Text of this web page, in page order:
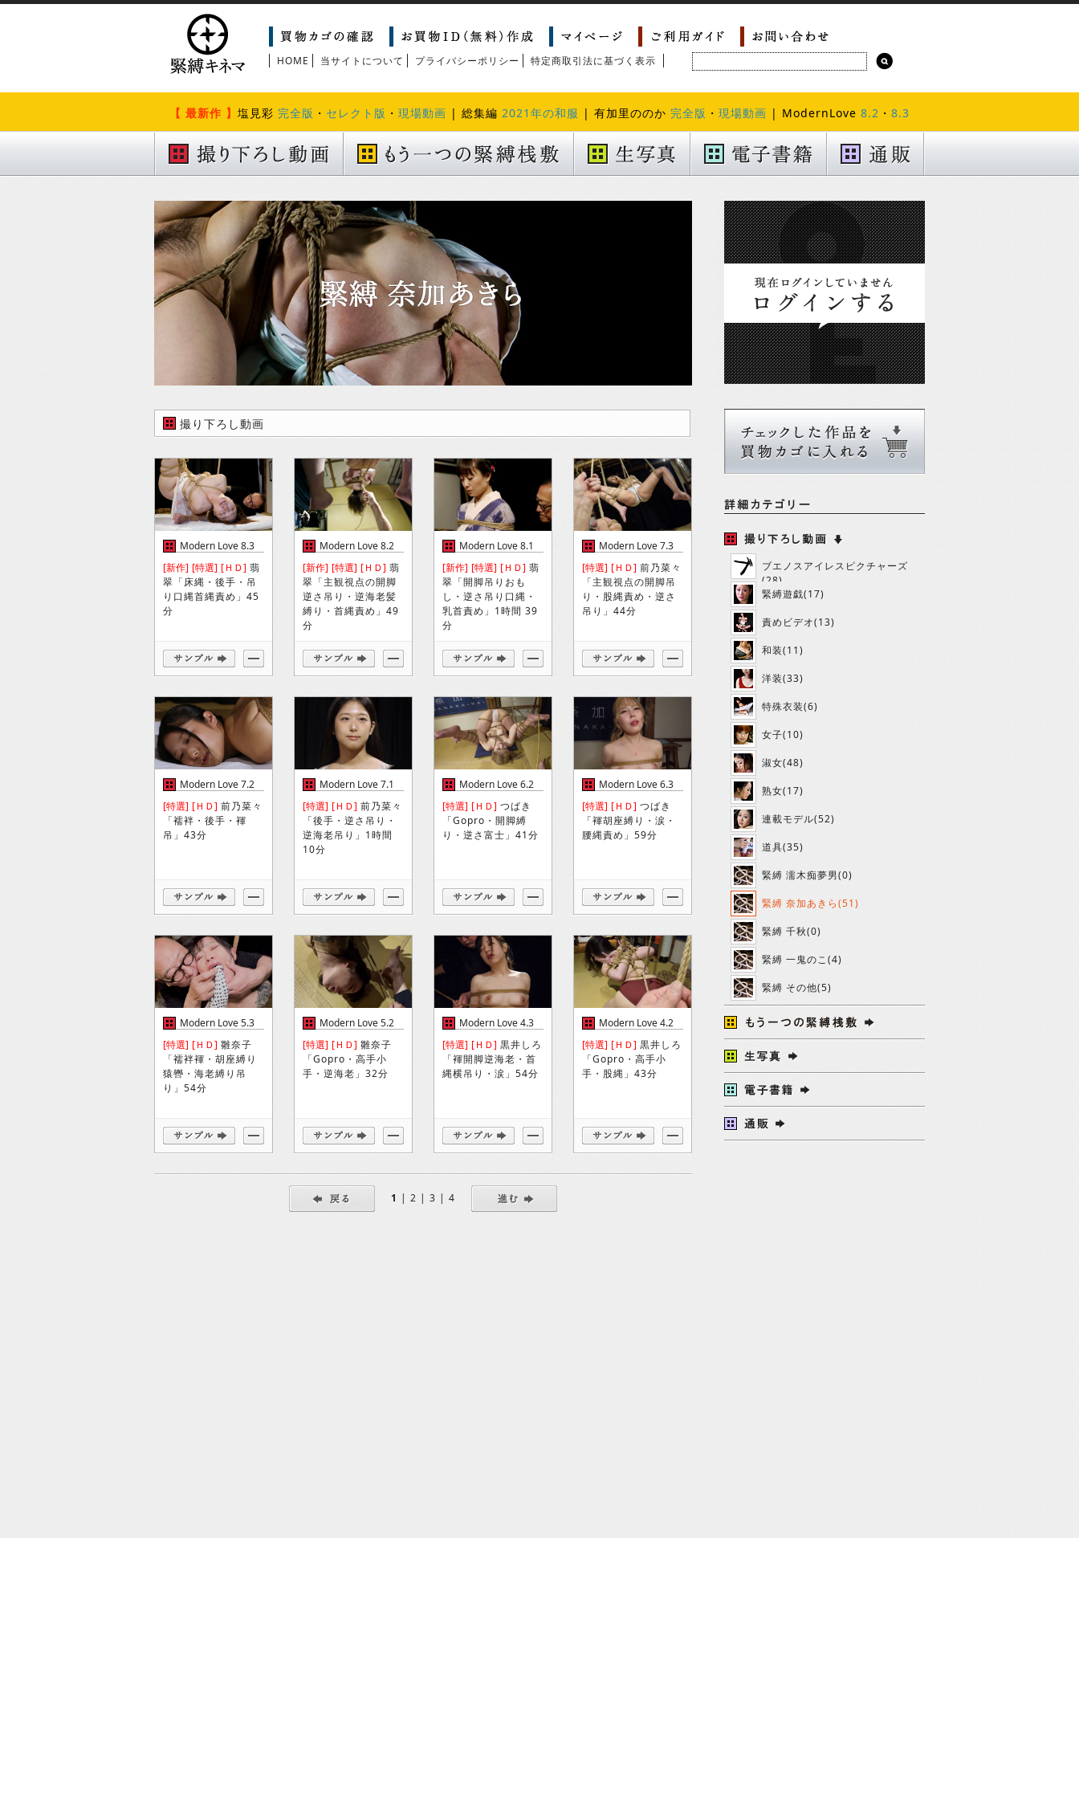
HOME 当サイトについて プライバシーポリシー 特定商取引法に基づく表示
【 最新作 】 塩見彩 完全版 ・ セレクト版 ・ 現場動画 | 総集編 2021年の和服 | 有加里ののか 完全版 ・ 現場動画 | ModernLove 8.2 ・ 8.3
撮り下ろし動画
Modern Love 8.3
[新作] [特選] [ＨＤ] 翡
翠「床縄・後手・吊
り口縄首縄責め」45
分
Modern Love 8.2
[新作] [特選] [ＨＤ] 翡
翠「主観視点の開脚
逆さ吊り・逆海老髪
縛り・首縄責め」49
分
Modern Love 8.1
[新作] [特選] [ＨＤ] 翡
翠「開脚吊りおも
し・逆さ吊り口縄・
乳首責め」1時間 39
分
Modern Love 7.3
[特選] [ＨＤ] 前乃菜々
「主観視点の開脚吊
り・股縄責め・逆さ
吊り」44分
Modern Love 7.2
[特選] [ＨＤ] 前乃菜々
「襦袢・後手・褌
吊」43分
Modern Love 7.1
[特選] [ＨＤ] 前乃菜々
「後手・逆さ吊り・
逆海老吊り」1時間
10分
Modern Love 6.2
[特選] [ＨＤ] つばき
「Gopro・開脚縛
り・逆さ富士」41分
Modern Love 6.3
[特選] [ＨＤ] つばき
「褌胡座縛り・涙・
腰縄責め」59分
Modern Love 5.3
[特選] [ＨＤ] 雛奈子
「襦袢褌・胡座縛り
猿轡・海老縛り吊
り」54分
Modern Love 5.2
[特選] [ＨＤ] 雛奈子
「Gopro・高手小
手・逆海老」32分
Modern Love 4.3
[特選] [ＨＤ] 黒井しろ
「褌開脚逆海老・首
縄横吊り・涙」54分
Modern Love 4.2
[特選] [ＨＤ] 黒井しろ
「Gopro・高手小
手・股縄」43分
1 | 2 | 3 | 4
ブエノスアイレスピクチャーズ
(28)
緊縛遊戯(17)
責めビデオ(13)
和装(11)
洋装(33)
特殊衣装(6)
女子(10)
淑女(48)
熟女(17)
連載モデル(52)
道具(35)
緊縛 濡木痴夢男(0)
緊縛 奈加あきら(51)
緊縛 千秋(0)
緊縛 一鬼のこ(4)
緊縛 その他(5)